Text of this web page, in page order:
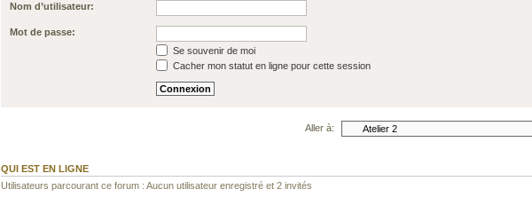
Nom d’utilisateur:
Mot de passe:
Se souvenir de moi
Cacher mon statut en ligne pour cette session
Aller à:
QUI EST EN LIGNE
Utilisateurs parcourant ce forum : Aucun utilisateur enregistré et 2 invités